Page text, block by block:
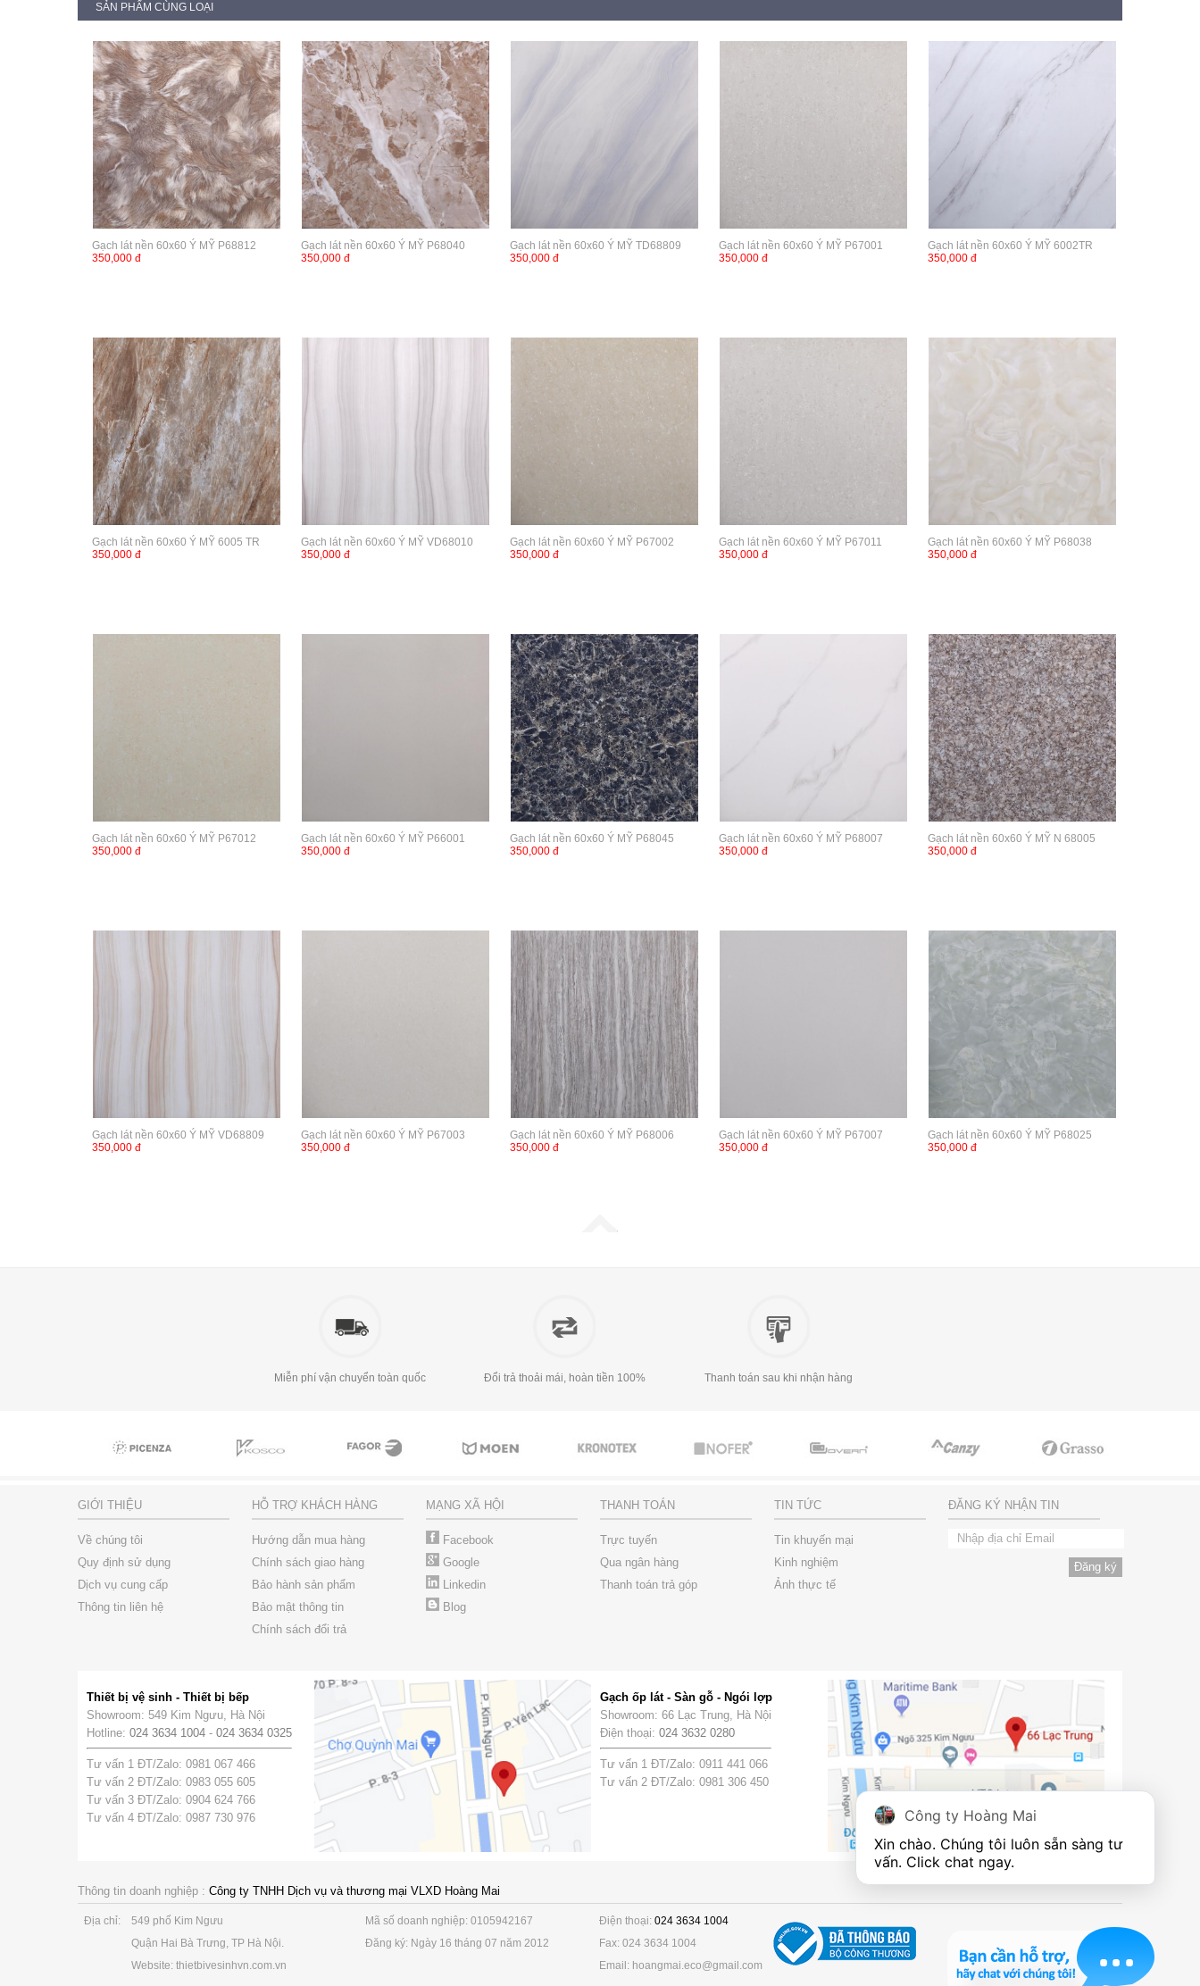
SẢN PHẨM CÙNG LOẠI
Gạch lát nền 60x60 Ý MỸ P68812
350,000 đ
Gạch lát nền 60x60 Ý MỸ P68040
350,000 đ
Gạch lát nền 60x60 Ý MỸ TD68809
350,000 đ
Gạch lát nền 60x60 Ý MỸ P67001
350,000 đ
Gạch lát nền 60x60 Ý MỸ 6002TR
350,000 đ
Gạch lát nền 60x60 Ý MỸ 6005 TR
350,000 đ
Gạch lát nền 60x60 Ý MỸ VD68010
350,000 đ
Gạch lát nền 60x60 Ý MỸ P67002
350,000 đ
Gạch lát nền 60x60 Ý MỸ P67011
350,000 đ
Gạch lát nền 60x60 Ý MỸ P68038
350,000 đ
Gạch lát nền 60x60 Ý MỸ P67012
350,000 đ
Gạch lát nền 60x60 Ý MỸ P66001
350,000 đ
Gạch lát nền 60x60 Ý MỸ P68045
350,000 đ
Gạch lát nền 60x60 Ý MỸ P68007
350,000 đ
Gạch lát nền 60x60 Ý MỸ N 68005
350,000 đ
Gạch lát nền 60x60 Ý MỸ VD68809
350,000 đ
Gạch lát nền 60x60 Ý MỸ P67003
350,000 đ
Gạch lát nền 60x60 Ý MỸ P68006
350,000 đ
Gạch lát nền 60x60 Ý MỸ P67007
350,000 đ
Gạch lát nền 60x60 Ý MỸ P68025
350,000 đ
Miễn phí vận chuyển toàn quốc Đổi trả thoải mái, hoàn tiền 100% Thanh toán sau khi nhận hàng
GIỚI THIỆU
Về chúng tôi
Quy định sử dụng
Dịch vụ cung cấp
Thông tin liên hệ
HỖ TRỢ KHÁCH HÀNG
Hướng dẫn mua hàng
Chính sách giao hàng
Bảo hành sản phẩm
Bảo mật thông tin
Chính sách đổi trả
MẠNG XÃ HỘI
Facebook
Google
Linkedin
Blog
THANH TOÁN
Trực tuyến
Qua ngân hàng
Thanh toán trả góp
TIN TỨC
Tin khuyến mại
Kinh nghiệm
Ảnh thực tế
ĐĂNG KÝ NHẬN TIN
Thiết bị vệ sinh - Thiết bị bếp
Showroom: 549 Kim Ngưu, Hà Nội
Hotline: 024 3634 1004 - 024 3634 0325
Tư vấn 1 ĐT/Zalo: 0981 067 466
Tư vấn 2 ĐT/Zalo: 0983 055 605
Tư vấn 3 ĐT/Zalo: 0904 624 766
Tư vấn 4 ĐT/Zalo: 0987 730 976
Gạch ốp lát - Sàn gỗ - Ngói lợp
Showroom: 66 Lạc Trung, Hà Nội
Điện thoại: 024 3632 0280
Tư vấn 1 ĐT/Zalo: 0911 441 066
Tư vấn 2 ĐT/Zalo: 0981 306 450
Thông tin doanh nghiệp : Công ty TNHH Dịch vụ và thương mại VLXD Hoàng Mai
Địa chỉ:
549 phố Kim Ngưu
Quận Hai Bà Trưng, TP Hà Nội.
Website: thietbivesinhvn.com.vn
Mã số doanh nghiệp: 0105942167
Đăng ký: Ngày 16 tháng 07 năm 2012
Điện thoại: 024 3634 1004
Fax: 024 3634 1004
Email: hoangmai.eco@gmail.com
Công ty Hoàng Mai
Xin chào. Chúng tôi luôn sẵn sàng tư
vấn. Click chat ngay.